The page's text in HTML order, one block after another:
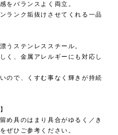
をバランスよく両立。
ランク垢抜けさせてくれる一品
うステンレススチール。
く、金属アレルギーにも対応し
ので、くすむ事なく輝きが持続
め具のはまり具合がゆるく／き
ぜひご参考ください。